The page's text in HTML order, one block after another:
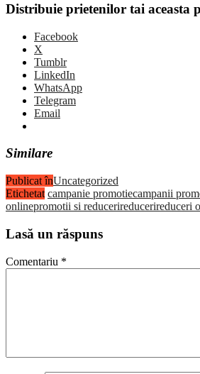
Distribuie prietenilor tai aceasta
Facebook
X
Tumblr
LinkedIn
WhatsApp
Telegram
Email
Similare
Publicat înUncategorized
Etichetat campanie promotiecampanii
onlinepromotii si reducerireducerireduceri
Lasă un răspuns
Comentariu *